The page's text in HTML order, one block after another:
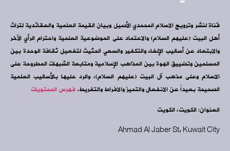
قناة لنشر وترويج الاسلام المحمدي الأصيل وبيان القيمة العلمية والعقائدية لتراث
أهل البيت (عليهم السلام) والاعتماد على الموضوعية العلمية واحترام الرأي الآخر
والابتعاد عن أساليب الإلغاء والتكفير والسعي الحثيث لتفعيل ثقافة الوحدة بين
المسلمين وتضييق الهوة بين المذاهب الإسلامية ومتابعة الشبهات المطروحة على
الاسلام وعلى مذهب آل البيت (عليهم السلام)، والرد عليها بالأساليب العلمية
الصحيحة بعيداً عن الانفعال والتحيز والافراط والتفريط.فهرس المحتويات
العنوان: الكويت، الكويت
Ahmad Al Jaber St, Kuwait City